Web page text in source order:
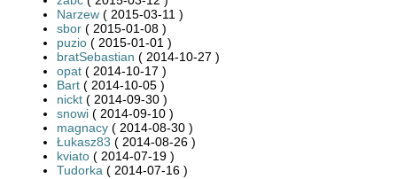
Narzew ( 2015-03-11 )
sbor ( 2015-01-08 )
puzio ( 2015-01-01 )
bratSebastian ( 2014-10-27 )
opat ( 2014-10-17 )
Bart ( 2014-10-05 )
nickt ( 2014-09-30 )
snowi ( 2014-09-10 )
magnacy ( 2014-08-30 )
Łukasz83 ( 2014-08-26 )
kviato ( 2014-07-19 )
Tudorka ( 2014-07-16 )